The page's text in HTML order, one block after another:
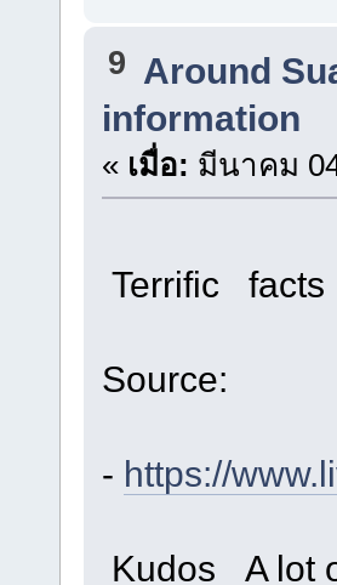
9 Around
information
« เมื่อ: มีนาคม
Terrific
Source:
- https://
Kudos A lot